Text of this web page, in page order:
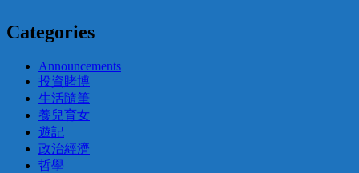
Categories
Announcements
投資賭博
生活隨筆
養兒育女
遊記
政治經濟
哲學